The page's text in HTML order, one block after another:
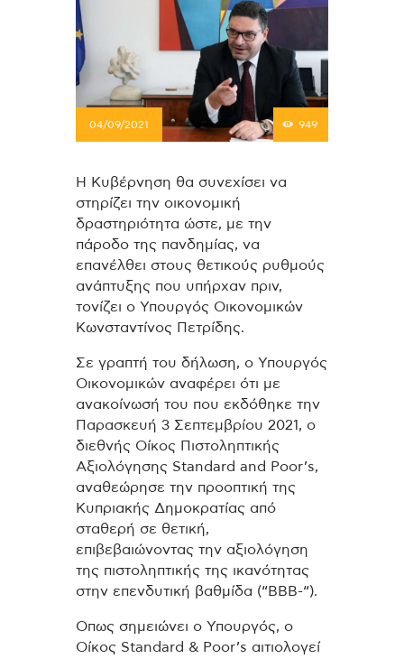
04/09/2021 949
Η Κυβέρνηση θα συνεχίσει να
στηρίζει την οικονομική
δραστηριότητα ώστε, με την
πάροδο της πανδημίας, να
επανέλθει στους θετικούς ρυθμούς
ανάπτυξης που υπήρχαν πριν,
τονίζει ο Υπουργός Οικονομικών
Κωνσταντίνος Πετρίδης.
Σε γραπτή του δήλωση, ο Υπουργός
Οικονομικών αναφέρει ότι με
ανακοίνωσή του που εκδόθηκε την
Παρασκευή 3 Σεπτεμβρίου 2021, ο
διεθνής Οίκος Πιστοληπτικής
Αξιολόγησης Standard and Poor’s,
αναθεώρησε την προοπτική της
Κυπριακής Δημοκρατίας από
σταθερή σε θετική,
επιβεβαιώνοντας την αξιολόγηση
της πιστοληπτικής της ικανότητας
στην επενδυτική βαθμίδα (“BBB-“).
Οπως σημειώνει ο Υπουργός, ο
Οίκος Standard & Poor’s αιτιολογεί